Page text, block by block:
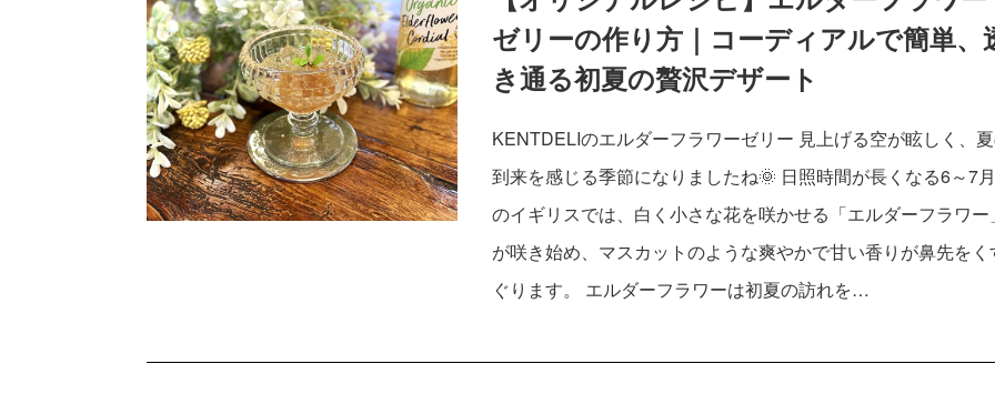
ゼリーの作り方｜コーディアルで簡単、
き通る初夏の贅沢デザート
KENTDELIのエルダーフラワーゼリー 見上げる空が眩しく、
到来を感じる季節になりましたね🌞 日照時間が長くなる6～7月
のイギリスでは、白く小さな花を咲かせる「エルダーフラワー
が咲き始め、マスカットのような爽やかで甘い香りが鼻先をく
ぐります。 エルダーフラワーは初夏の訪れを…